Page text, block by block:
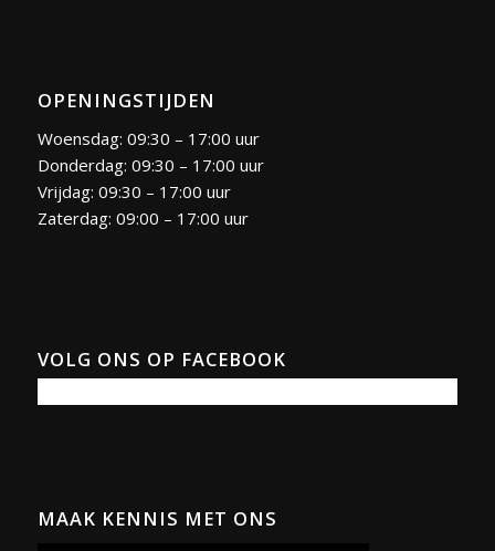
OPENINGSTIJDEN
Woensdag: 09:30 – 17:00 uur
Donderdag: 09:30 – 17:00 uur
Vrijdag: 09:30 – 17:00 uur
Zaterdag: 09:00 – 17:00 uur
VOLG ONS OP FACEBOOK
MAAK KENNIS MET ONS